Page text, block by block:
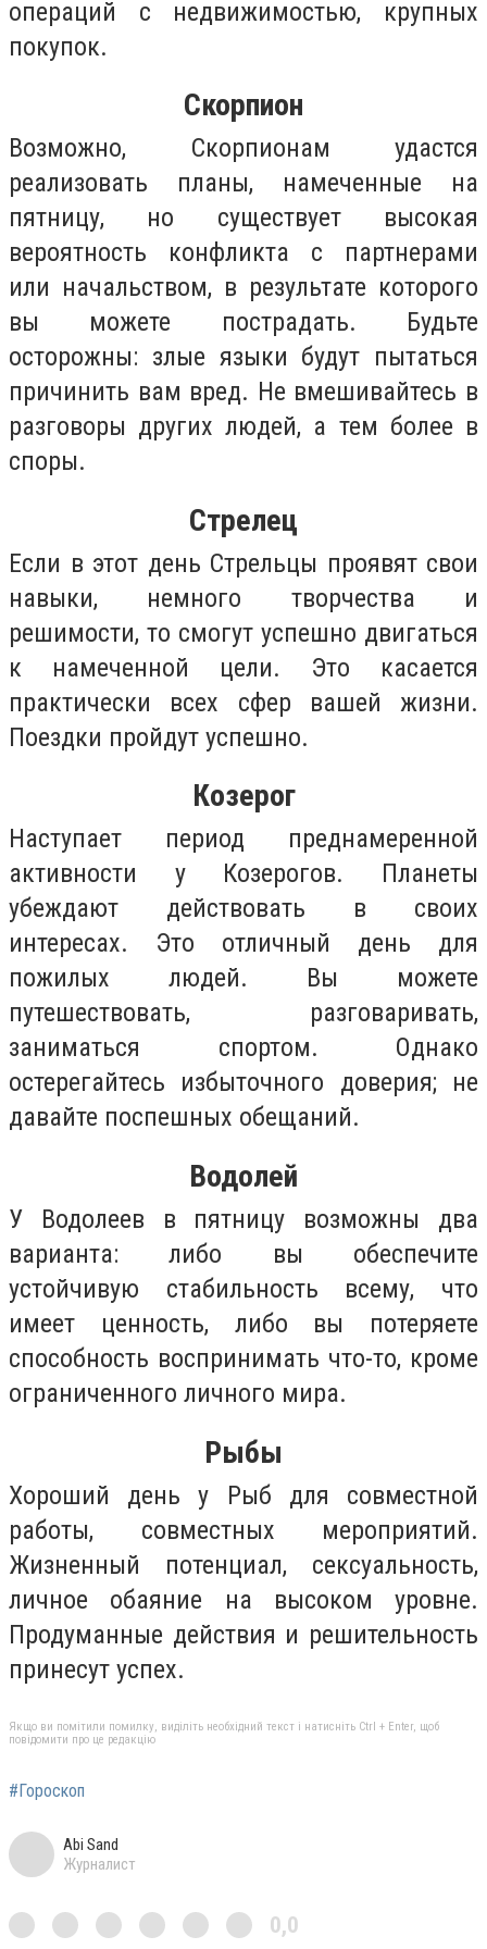
операций с недвижимостью, крупных
покупок.
Скорпион
Возможно, Скорпионам удастся
реализовать планы, намеченные на
пятницу, но существует высокая
вероятность конфликта с партнерами
или начальством, в результате которого
вы можете пострадать. Будьте
осторожны: злые языки будут пытаться
причинить вам вред. Не вмешивайтесь в
разговоры других людей, а тем более в
споры.
Стрелец
Если в этот день Стрельцы проявят свои
навыки, немного творчества и
решимости, то смогут успешно двигаться
к намеченной цели. Это касается
практически всех сфер вашей жизни.
Поездки пройдут успешно.
Козерог
Наступает период преднамеренной
активности у Козерогов. Планеты
убеждают действовать в своих
интересах. Это отличный день для
пожилых людей. Вы можете
путешествовать, разговаривать,
заниматься спортом. Однако
остерегайтесь избыточного доверия; не
давайте поспешных обещаний.
Водолей
У Водолеев в пятницу возможны два
варианта: либо вы обеспечите
устойчивую стабильность всему, что
имеет ценность, либо вы потеряете
способность воспринимать что-то, кроме
ограниченного личного мира.
Рыбы
Хороший день у Рыб для совместной
работы, совместных мероприятий.
Жизненный потенциал, сексуальность,
личное обаяние на высоком уровне.
Продуманные действия и решительность
принесут успех.
Якщо ви помітили помилку, виділіть необхідний текст і натисніть Ctrl + Enter, щоб
повідомити про це редакцію
#Гороскоп
Abi Sand
Журналист
0,0